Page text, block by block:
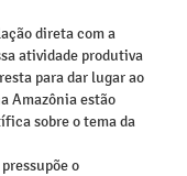
direta com a
atividade produtiva
para dar lugar ao
Amazônia estão
sobre o tema da
o